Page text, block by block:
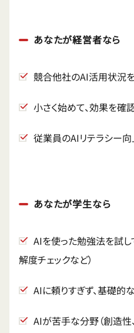
あなたが経営者なら
競合他社のAI活用状況
小さく始めて、効果を確
従業員のAIリテラシー
あなたが学生なら
AIを使った勉強法を試し
解度チェックなど）
AIに頼りすぎず、基礎的
AIが苦手な分野（創造性